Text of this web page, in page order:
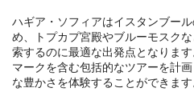
ハギア・ソフィアはイスタンブー
め、トプカプ宮殿やブルーモスク
索するのに最適な出発点となりま
マークを含む包括的なツアーを計
な豊かさを体験することができます